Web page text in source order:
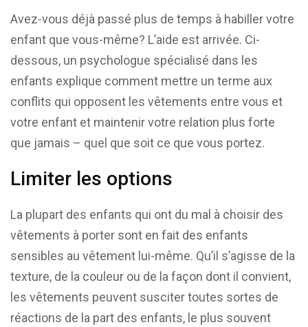
Avez-vous déjà passé plus de temps à habiller votre
enfant que vous-même? L’aide est arrivée. Ci-
dessous, un psychologue spécialisé dans les
enfants explique comment mettre un terme aux
conflits qui opposent les vêtements entre vous et
votre enfant et maintenir votre relation plus forte
que jamais – quel que soit ce que vous portez.
Limiter les options
La plupart des enfants qui ont du mal à choisir des
vêtements à porter sont en fait des enfants
sensibles au vêtement lui-même. Qu’il s’agisse de la
texture, de la couleur ou de la façon dont il convient,
les vêtements peuvent susciter toutes sortes de
réactions de la part des enfants, le plus souvent